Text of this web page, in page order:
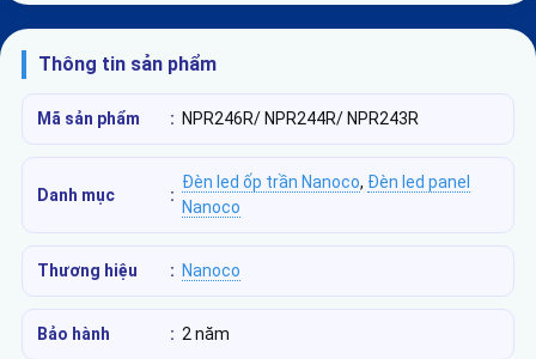
Thông tin sản phẩm
Mã sản phẩm : NPR246R/ NPR244R/ NPR243R
Danh mục :
Đèn led ốp trần Nanoco, Đèn led panel
Nanoco
Thương hiệu : Nanoco
Bảo hành : 2 năm